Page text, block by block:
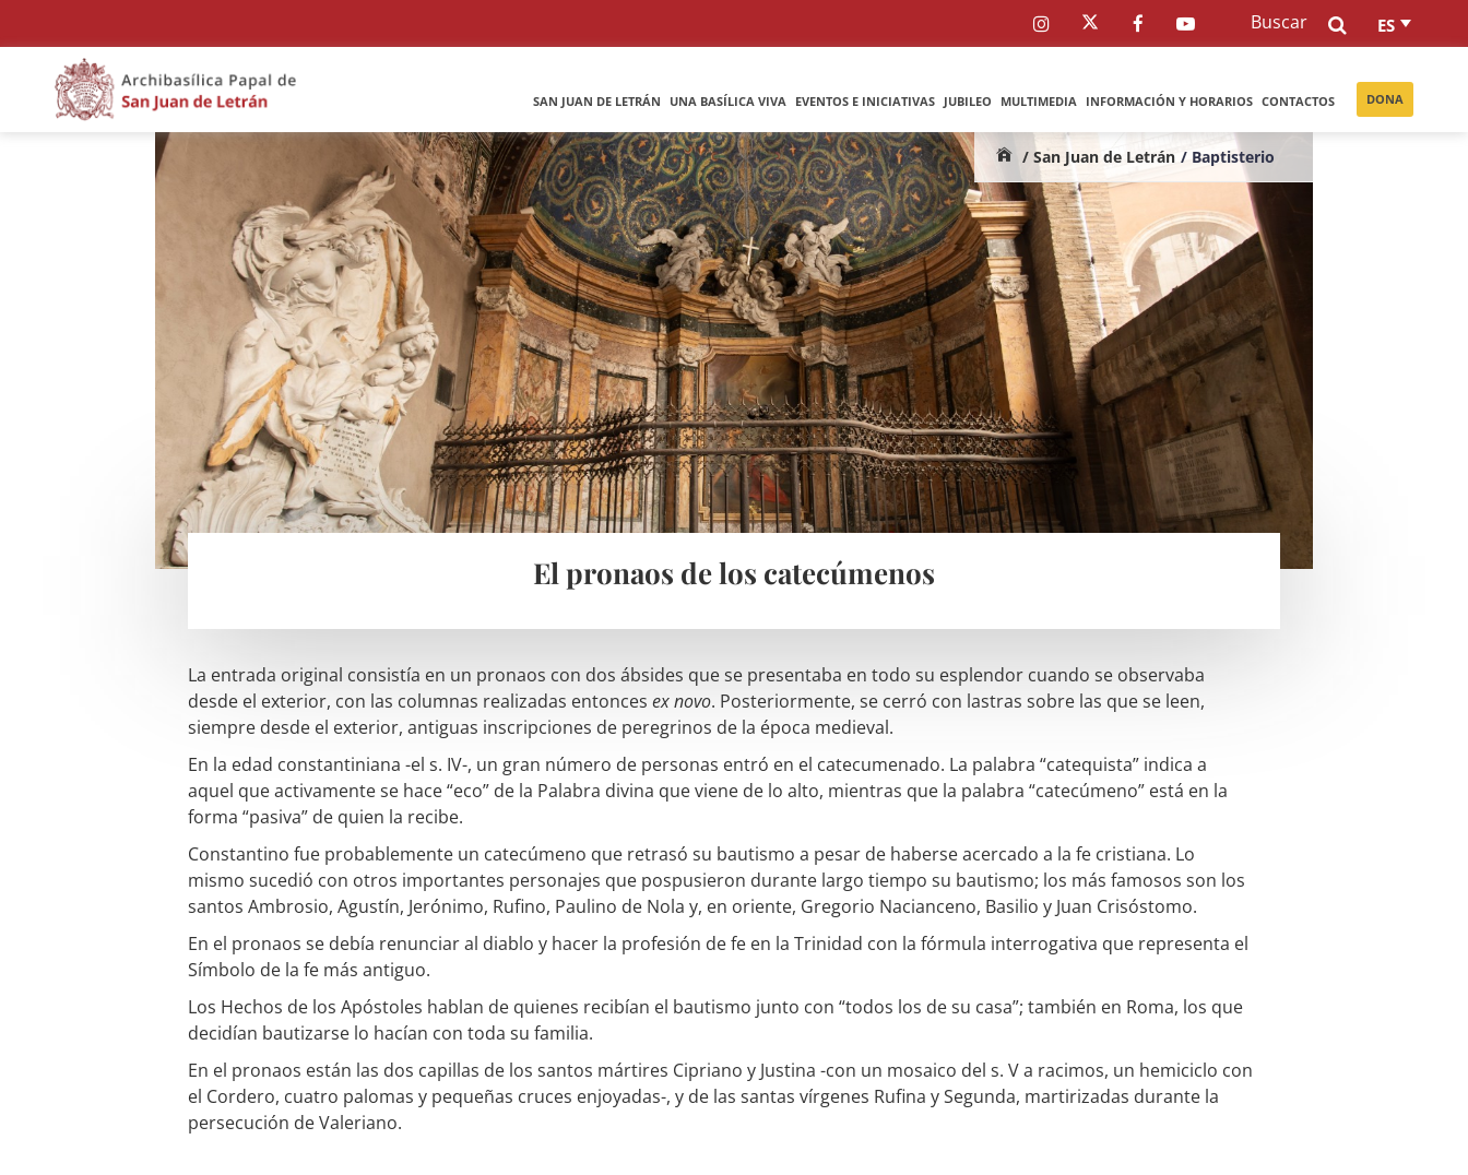
ES
Buscar
SAN JUAN DE LETRÁN UNA BASÍLICA VIVA EVENTOS E INICIATIVAS JUBILEO MULTIMEDIA INFORMACIÓN Y HORARIOS CONTACTOS DONA
/ San Juan de Letrán / Baptisterio
El pronaos de los catecúmenos
La entrada original consistía en un pronaos con dos ábsides que se presentaba en todo su esplendor cuando se observaba
desde el exterior, con las columnas realizadas entonces ex novo. Posteriormente, se cerró con lastras sobre las que se leen,
siempre desde el exterior, antiguas inscripciones de peregrinos de la época medieval.
En la edad constantiniana -el s. IV-, un gran número de personas entró en el catecumenado. La palabra “catequista” indica a
aquel que activamente se hace “eco” de la Palabra divina que viene de lo alto, mientras que la palabra “catecúmeno” está en la
forma “pasiva” de quien la recibe.
Constantino fue probablemente un catecúmeno que retrasó su bautismo a pesar de haberse acercado a la fe cristiana. Lo
mismo sucedió con otros importantes personajes que pospusieron durante largo tiempo su bautismo; los más famosos son los
santos Ambrosio, Agustín, Jerónimo, Rufino, Paulino de Nola y, en oriente, Gregorio Nacianceno, Basilio y Juan Crisóstomo.
En el pronaos se debía renunciar al diablo y hacer la profesión de fe en la Trinidad con la fórmula interrogativa que representa el
Símbolo de la fe más antiguo.
Los Hechos de los Apóstoles hablan de quienes recibían el bautismo junto con “todos los de su casa”; también en Roma, los que
decidían bautizarse lo hacían con toda su familia.
En el pronaos están las dos capillas de los santos mártires Cipriano y Justina -con un mosaico del s. V a racimos, un hemiciclo con
el Cordero, cuatro palomas y pequeñas cruces enjoyadas-, y de las santas vírgenes Rufina y Segunda, martirizadas durante la
persecución de Valeriano.